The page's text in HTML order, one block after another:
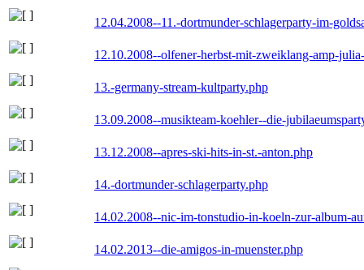
12.04.2008--11.-dortmunder-schlagerparty-im-
12.10.2008--olfener-herbst-mit-zweiklang-amp-
13.-germany-stream-kultparty.php
13.09.2008--musikteam-koehler--die-
13.12.2008--apres-ski-hits-in-st.-anton.php
14.-dortmunder-schlagerparty.php
14.02.2008--nic-im-tonstudio-in-koeln-zur-album-
14.02.2013--die-amigos-in-muenster.php